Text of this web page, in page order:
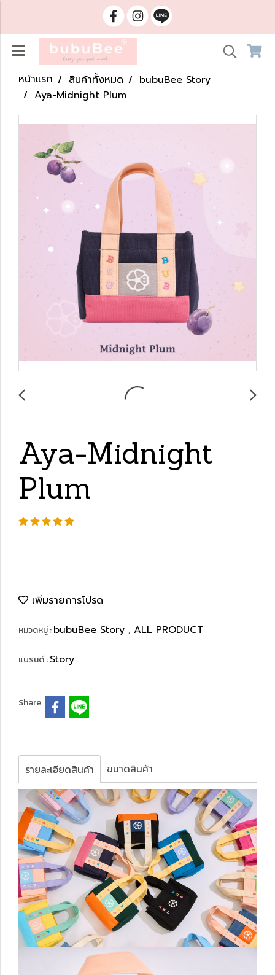
หน้าแรก สินค้าทั้งหมด
bubuBee Story
Aya-Midnight Plum
Aya-Midnight
Plum
เพิ่มรายการโปรด
หมวดหมู่ :bubuBee Story , ALL PRODUCT
แบรนด์ :Story
Share
รายละเอียดสินค้า ขนาดสินค้า